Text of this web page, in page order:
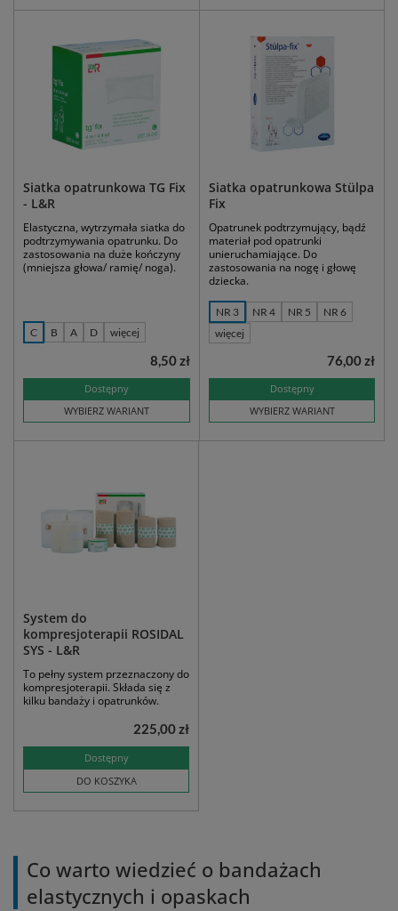
Siatka opatrunkowa TG Fix
- L&R
Elastyczna, wytrzymała siatka do
podtrzymywania opatrunku. Do
zastosowania na duże kończyny
(mniejsza głowa/ ramię/ noga).
C B A D więcej
Dostępny
WYBIERZ WARIANT
8,50 zł
Siatka opatrunkowa Stülpa
Fix
Opatrunek podtrzymujący, bądź
materiał pod opatrunki
unieruchamiające. Do
zastosowania na nogę i głowę
dziecka.
NR 3 NR 4 NR 5
NR 6
więcej
Dostępny
WYBIERZ WARIANT
76,00 zł
System do
kompresjoterapii ROSIDAL
SYS - L&R
To pełny system przeznaczony do
kompresjoterapii. Składa się z
kilku bandaży i opatrunków.
Dostępny
DO KOSZYKA
225,00 zł
Co warto wiedzieć o bandażach
elastycznych i opaskach